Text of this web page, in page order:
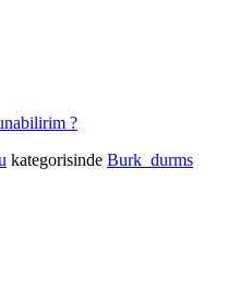
?
kategorisinde Burk_durms